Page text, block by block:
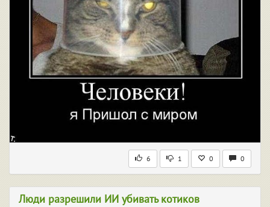
6 1 0 0
Люди разрешили ИИ убивать котиков